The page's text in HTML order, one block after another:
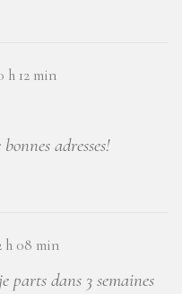
h 12 min
adresses!
h 08 min
parts dans 3 semaines